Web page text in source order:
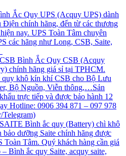
Ắc Quy UPS (Acquy UPS) dành
chính hãng, đến từ các thương
nay. UPS Toàn Tâm chuyên
các hãng như Long, CSB, Saite,
Bình Ắc Quy CSB (Acquy
chính hãng giá sỉ tại TPHCM.
quy khô kín khí CSB cho Bộ Lưu
Bộ Nguồn, Viễn thông,…Sản
trực tiếp và được bảo hành 12
Hotline: 0906 394 871 – 097 978
Telegram)
Bình ắc quy (Battery) chì khô
dưỡng Saite chính hãng được
Toàn Tâm. Quý khách hàng cần giá
Bình ắc quy Saite, acquy saite,